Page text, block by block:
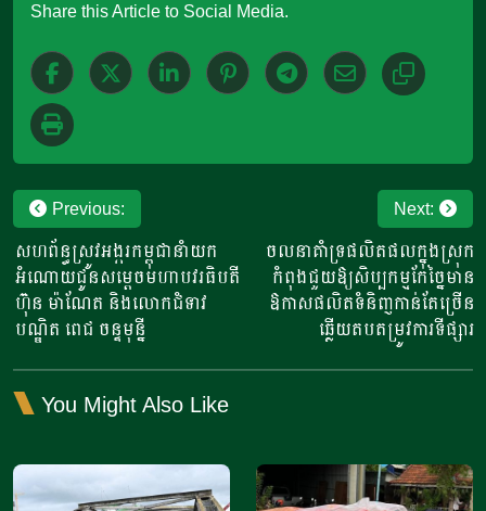
Share this Article to Social Media.
Post
navigation
Previous:
សហព័ន្ធស្រូវអង្ករកម្ពុជានាំយក
អំណោយជូនសម្ដេចមហាបវរធិបតី
ហ៊ុន ម៉ាណែត និងលោកជំទាវ
បណ្ឌិត ពេជ ចន្ទមុន្នី
Next:
ចលនាគាំទ្រផលិតផលក្នុងស្រុក
កំពុងជួយឱ្យសិប្បកម្មកែច្នៃមាន
ឱកាសផលិតទំនិញកាន់តែច្រើន
ឆ្លើយតបតម្រូវការទីផ្សារ
You Might Also Like